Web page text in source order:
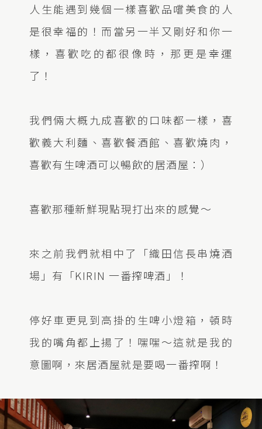
人生能遇到幾個一樣喜歡品嚐美食的人
是很幸福的！而當另一半又剛好和你一
樣，喜歡吃的都很像時，那更是幸運
了！
我們倆大概九成喜歡的口味都一樣，喜
歡義大利麵、喜歡餐酒館、喜歡燒肉，
喜歡有生啤酒可以暢飲的居酒屋：）
喜歡那種新鮮現點現打出來的感覺～
來之前我們就相中了「織田信長串燒酒
場」有「KIRIN 一番搾啤酒」！
停好車更見到高掛的生啤小燈箱，頓時
我的嘴角都上揚了！嘿嘿～這就是我的
意圖啊，來居酒屋就是要喝一番搾啊！